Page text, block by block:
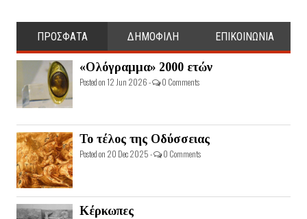
ΠΡΟΣΦΑΤΑ ΔΗΜΟΦΙΛΗ ΕΠΙΚΟΙΝΩΝΙΑ
«Ολόγραμμα» 2000 ετών
Posted on 12 Jun 2026 - 0 Comments
Το τέλος της Οδύσσειας
Posted on 20 Dec 2025 - 0 Comments
Κέρκωπες